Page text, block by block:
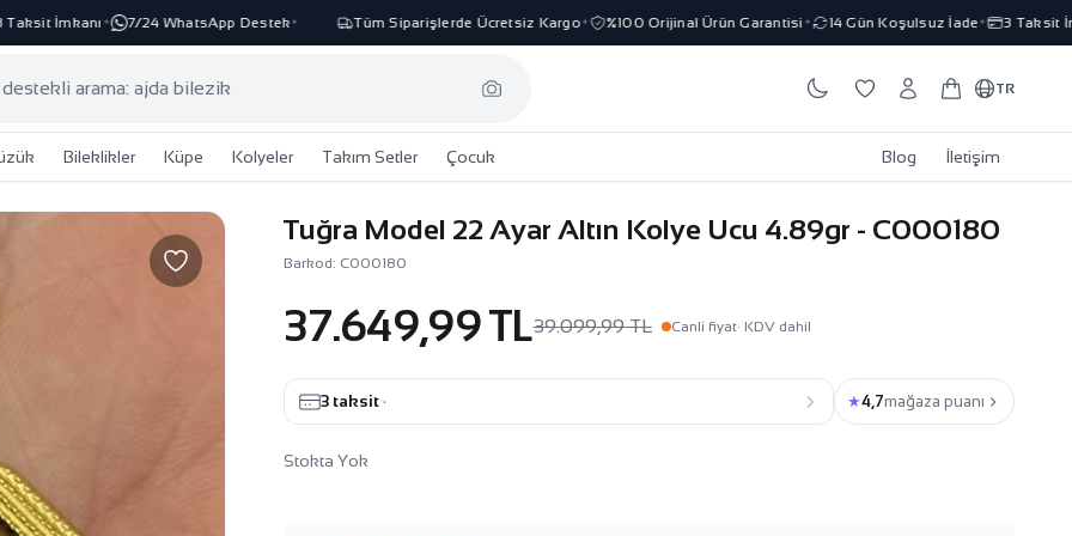
İmkanı✦ 7/24 WhatsApp Destek✦ Tüm Siparişlerde Ücretsiz Kargo✦ %100 Orijinal Ürün Garantisi ✦ 14 Gün Koşulsuz İade✦ 3 Taksit
TR
Bileklikler Küpe Kolyeler Takım Setler Çocuk Blog İletişim
Tuğra Model 22 Ayar Altın Kolye Ucu 4.89gr - C000180
Barkod: C000180
37.649,99 TL39.099,99 TL Canli fiyat· KDV dahil
3 taksit · ★4,7mağaza puanı
Stokta Yok